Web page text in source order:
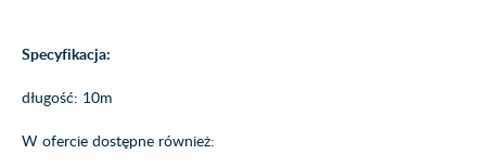
Specyfikacja:
długość: 10m
W ofercie dostępne również: